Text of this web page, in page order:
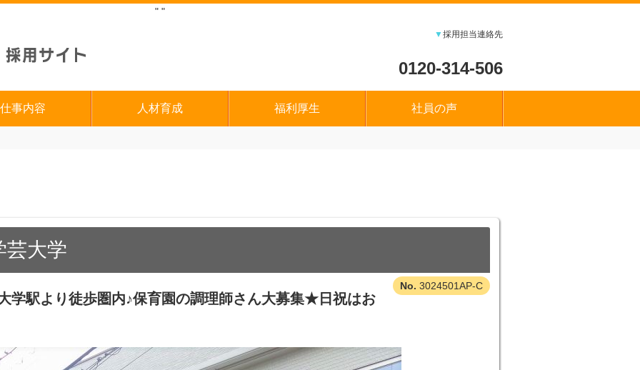
" "
▼採用担当連絡先
0120-314-506
仕事内容 人材育成 福利厚生 社員の声
芸大学
3024501AP-C
学駅より徒歩圏内♪保育園の調理師さん大募集★日祝はお